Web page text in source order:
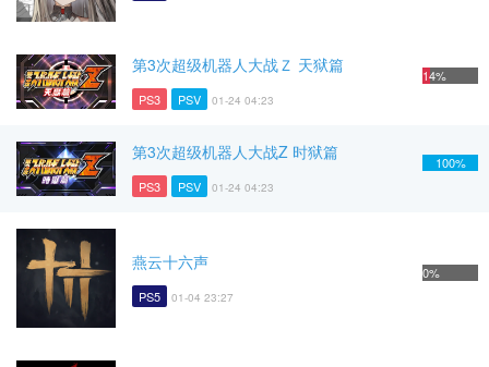
第3次超级机器人大战Ｚ 天狱篇
PS3 PSV 01-24 04:23
14%
第3次超级机器人大战Z 时狱篇
PS3 PSV 01-24 04:23
100%
燕云十六声
PS5 01-04 23:27
0%